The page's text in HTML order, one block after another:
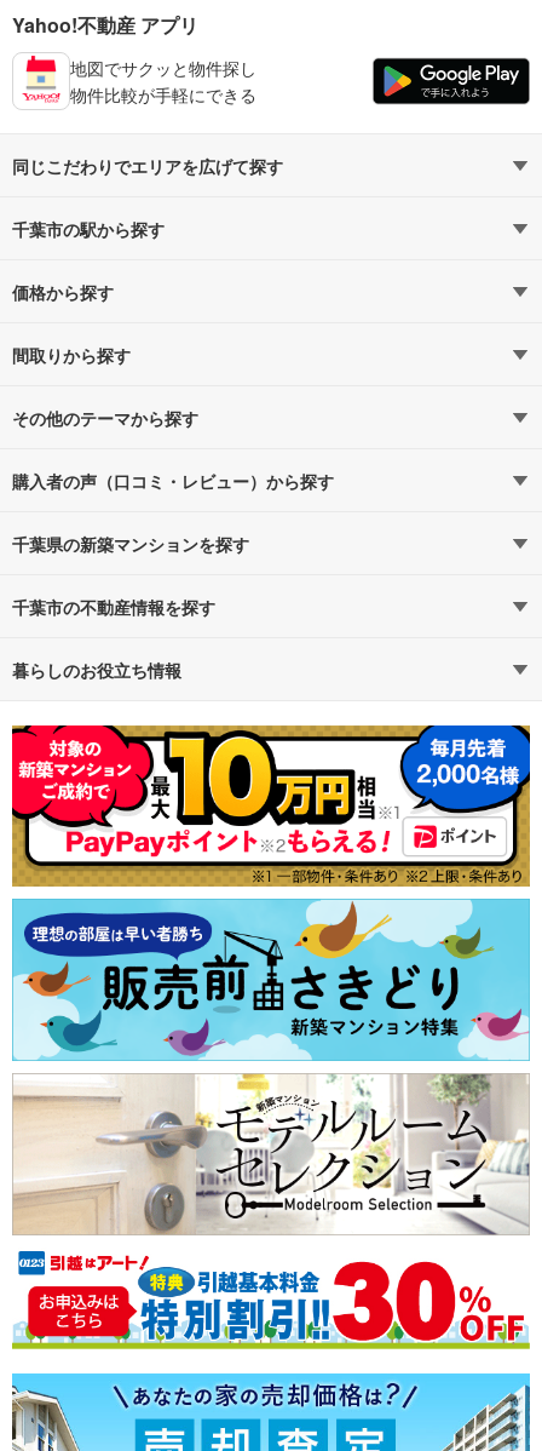
Yahoo!不動産 アプリ
地図でサクッと物件探し
物件比較が手軽にできる
同じこだわりでエリアを広げて探す
千葉県の1億円以上
千葉市の駅から探す
内房線
内房線すべての駅
千葉（1）
京葉線
京葉線すべての駅（1）
海浜幕張（1）
価格から探す
4,000万円以下（5）
6,000万円以下（15）
8,000万円以下（17） 1億円以上（2）
間取りから探す
1LDK（8）
3LDK（19） 4LDK以上（6）
その他のテーマから探す
駅近・駅徒歩5分以内
タワーマンション・高層マンション
ハイグレード・高級マンション
即入居可能
一人暮らし、DINKS
広さ100m²以上
大規模マンション
駐車場100％完備
エコマンション
南向きのマンション
小さい子供がいても安心
子育てにやさしい環境
ショッピングセンター至近
ペット可
購入者の声（口コミ・レビュー）から探す
政令指定都市
千葉市
千葉県の新築マンションを探す
路線・駅から探す
通勤時間から探す
不動産会社から探す 地図から探す
特集から探す テーマから探す
ランキングから探す 購入者の声から探す
千葉市の不動産情報を探す
不動産・住宅
新築マンション 中古マンション
新築一戸建て 中古一戸建て
注文住宅 土地
売却査定
暮らしのお役立ち情報
マンションカタログ 教えて！住まいの先生